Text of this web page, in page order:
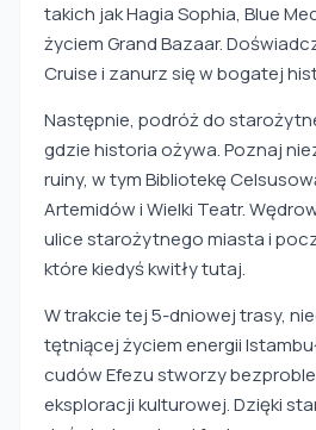
takich jak Hagia Sophia, Blue
życiem Grand Bazaar.
Cruise i zanurz się w bogatej
Następnie, podróż do
gdzie historia ożywa. Poznaj
ruiny, w tym Bibliotekę
Artemidów i Wielki Teatr.
ulice starożytnego miasta i
które kiedyś kwitły tutaj.
W trakcie tej 5-dniowej trasy,
tętniącej życiem energii
cudów Efezu stworzy
eksploracji kulturowej. Dzięki